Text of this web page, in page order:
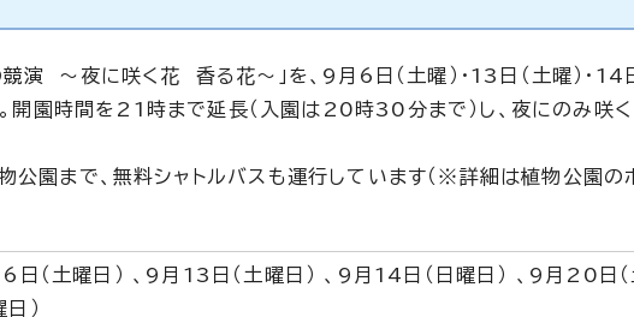
～夜に咲く花 香る花～」を、9月6日（土曜）・13日（土曜）・14日
。開園時間を21時まで延長（入園は20時30分まで）し、夜にのみ咲
園まで、無料シャトルバスも運行しています（※詳細は植物公園の
（土曜日） 、9月13日（土曜日） 、9月14日（日曜日） 、9月20日（
）